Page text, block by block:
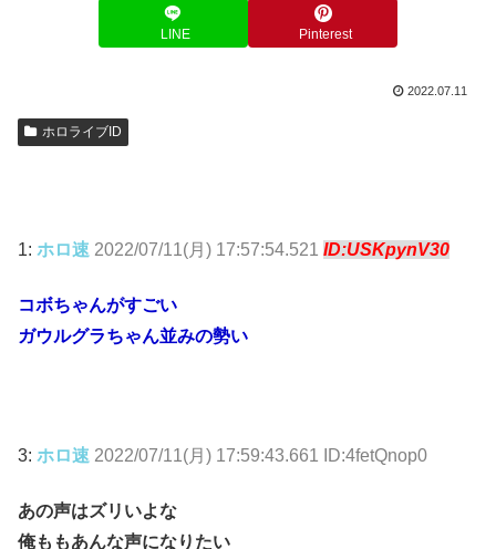
LINE Pinterest
2022.07.11
ホロライブID
1: ホロ速 2022/07/11(月) 17:57:54.521 ID:USKpynV30
コボちゃんがすごい
ガウルグラちゃん並みの勢い
3: ホロ速 2022/07/11(月) 17:59:43.661 ID:4fetQnop0
あの声はズリいよな
俺ももあんな声になりたい